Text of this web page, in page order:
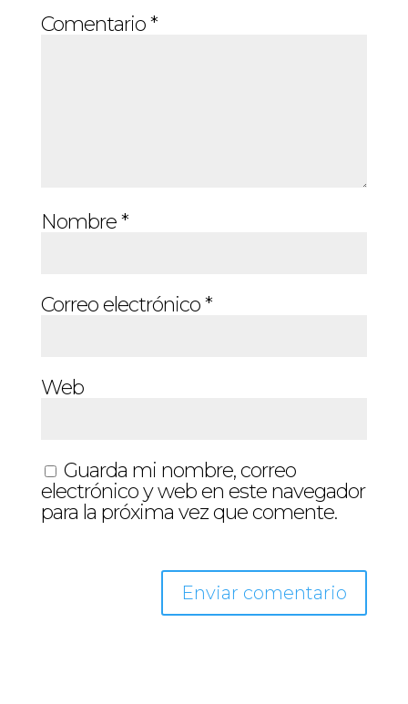
Comentario*
Nombre*
Correo electrónico*
Web
Guarda mi nombre, correo
electrónico y web en este navegador
para la próxima vez que comente.